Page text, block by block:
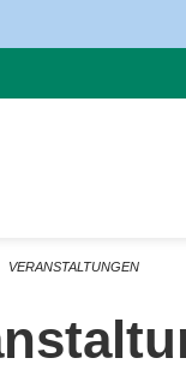
VERANSTALTUNGEN